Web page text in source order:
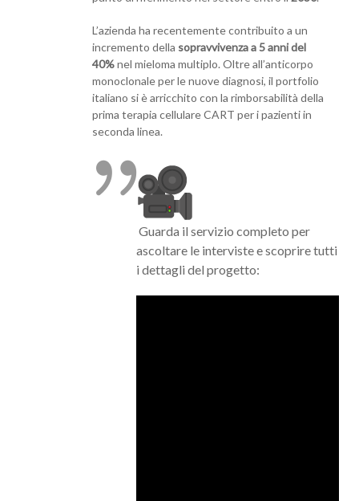
L’azienda ha recentemente contribuito a un
incremento della sopravvivenza a 5 anni del
40%nel mieloma multiplo. Oltre all’anticorpo
monoclonale per le nuove diagnosi, il portfolio
italiano si è arricchito con la rimborsabilità della
prima terapia cellulare CART per i pazienti in
seconda linea.
Guarda il servizio completo per
ascoltare le interviste e scoprire tutti
i dettagli del progetto: